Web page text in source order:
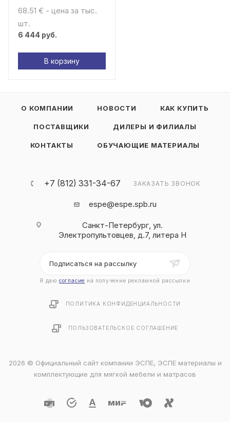
68.51 € - цена за тыс.
шт.
6 444 руб.
В корзину
О КОМПАНИИ НОВОСТИ КАК КУПИТЬ
ПОСТАВЩИКИ ДИЛЕРЫ И ФИЛИАЛЫ
КОНТАКТЫ ОБУЧАЮЩИЕ МАТЕРИАЛЫ
+7 (812) 331-34-67 ЗАКАЗАТЬ ЗВОНОК
espe@espe.spb.ru
Санкт-Петербург, ул.
Электропультовцев, д.7, литера Н
Подписаться на рассылку
Я даю согласие на получение рекламной рассылки
ПОЛИТИКА КОНФИДЕНЦИАЛЬНОСТИ
ПОЛЬЗОВАТЕЛЬСКОЕ СОГЛАШЕНИЕ
2026 © Официальный сайт компании ЭСПЕ, ЭСПЕ материалы и
комплектующие для мягкой мебели и матрасов